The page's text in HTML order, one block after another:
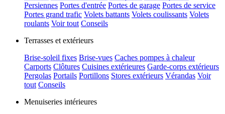
Persiennes Portes d'entrée Portes de garage Portes de service
Portes grand trafic Volets battants Volets coulissants Volets
roulants Voir tout Conseils
Terrasses et extérieurs
Brise-soleil fixes Brise-vues Caches pompes à chaleur
Carports Clôtures Cuisines extérieures Garde-corps extérieurs
Pergolas Portails Portillons Stores extérieurs Vérandas Voir
tout Conseils
Menuiseries intérieures